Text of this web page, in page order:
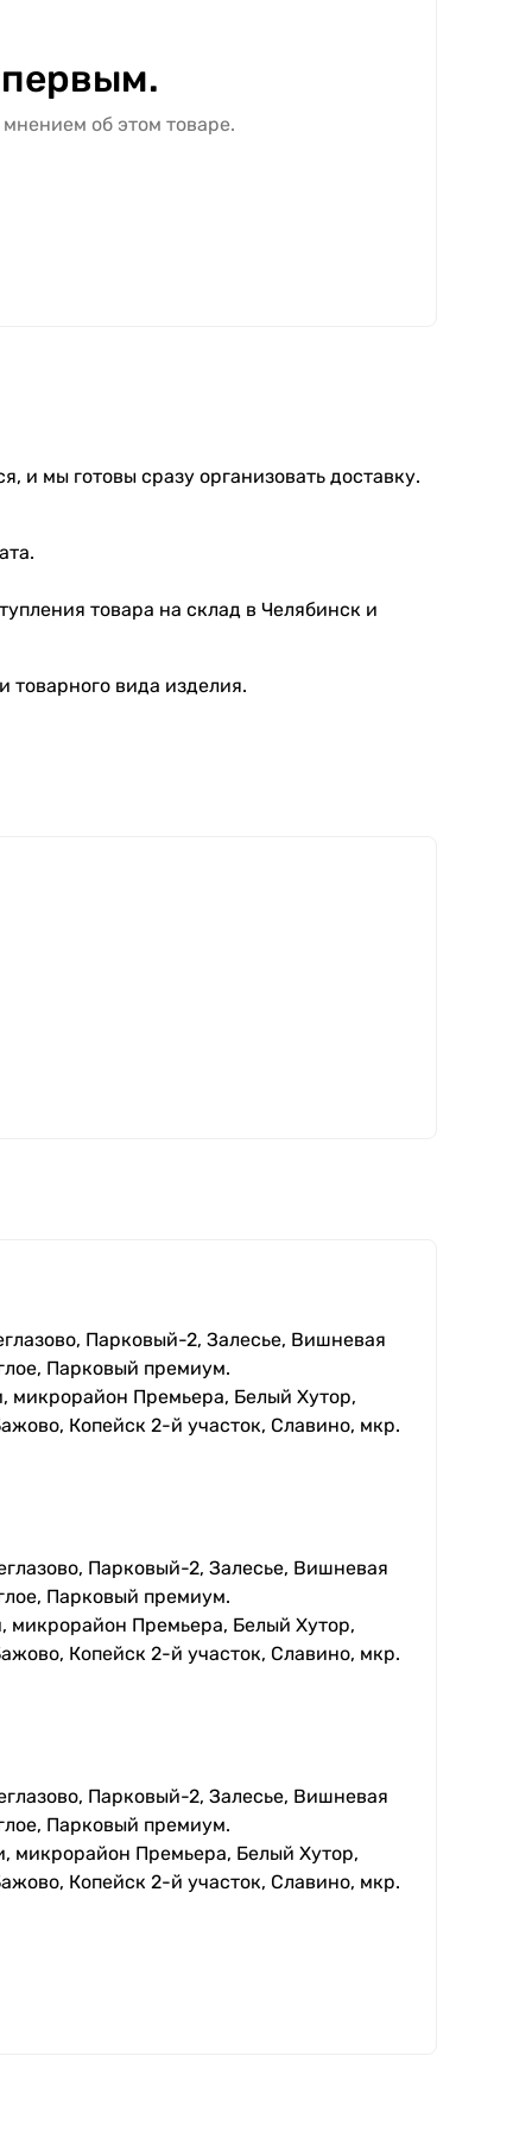
об этом товаре.
и мы готовы сразу организовать доставку.
товара на склад в Челябинск и
товарного вида изделия.
Парковый-2, Залесье, Вишневая
Парковый премиум.
Премьера, Белый Хутор,
Копейск 2-й участок, Славино, мкр.
Парковый-2, Залесье, Вишневая
Парковый премиум.
Премьера, Белый Хутор,
Копейск 2-й участок, Славино, мкр.
Парковый-2, Залесье, Вишневая
Парковый премиум.
Премьера, Белый Хутор,
Копейск 2-й участок, Славино, мкр.